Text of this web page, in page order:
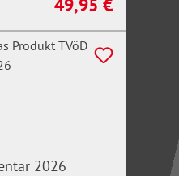
Regulärer Preis:
49,95 €
2026